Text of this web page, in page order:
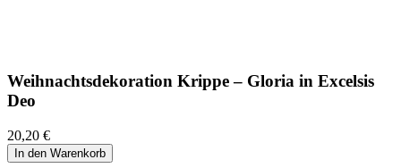
Weihnachtsdekoration Krippe – Gloria in Excelsis
Deo
20,20 €
In den Warenkorb